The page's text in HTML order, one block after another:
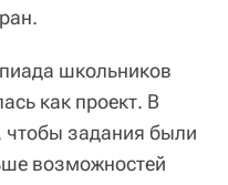
школьников
как проект. В
чтобы задания были
возможностей